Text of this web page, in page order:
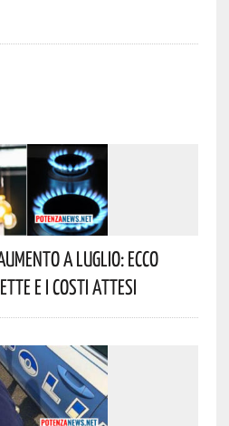
A Luglio: Ecco
E I Costi Attesi